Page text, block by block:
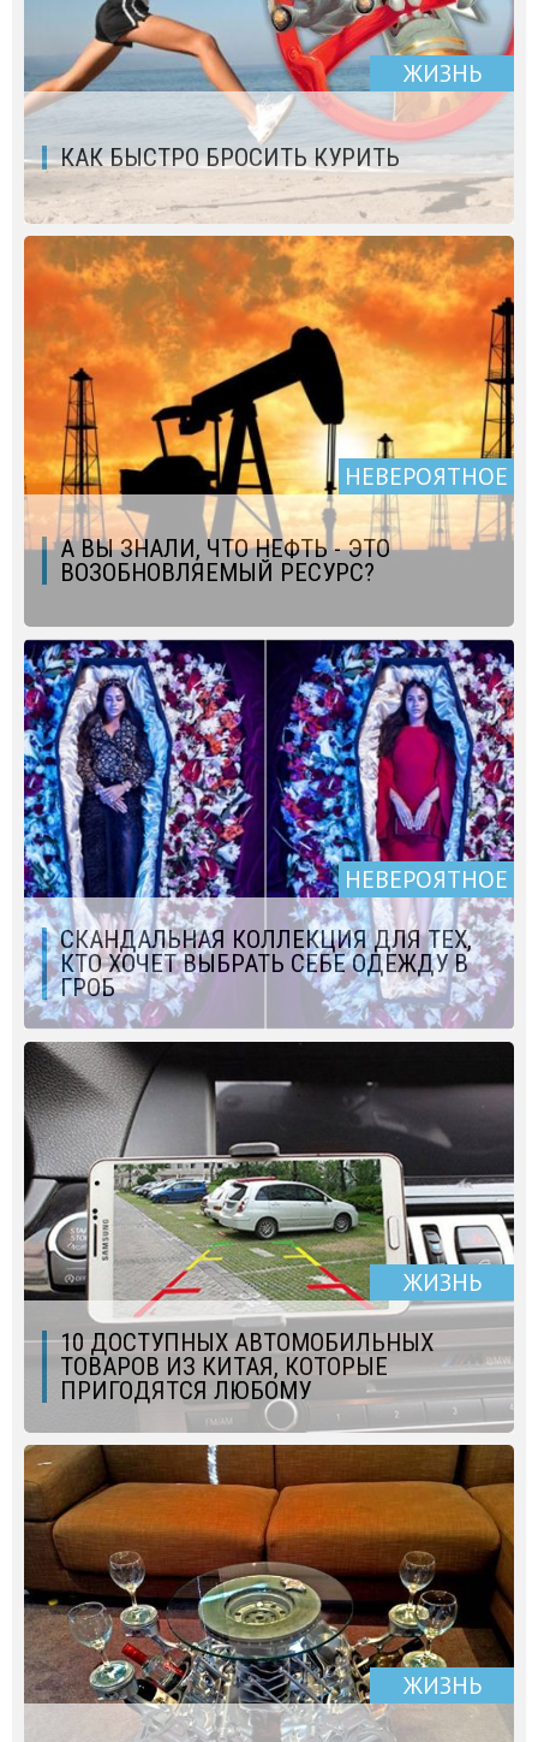
ЖИЗНЬ
КАК БЫСТРО БРОСИТЬ КУРИТЬ
НЕВЕРОЯТНОЕ
А ВЫ ЗНАЛИ, ЧТО НЕФТЬ - ЭТО
ВОЗОБНОВЛЯЕМЫЙ РЕСУРС?
НЕВЕРОЯТНОЕ
СКАНДАЛЬНАЯ КОЛЛЕКЦИЯ ДЛЯ ТЕХ,
КТО ХОЧЕТ ВЫБРАТЬ СЕБЕ ОДЕЖДУ В
ГРОБ
ЖИЗНЬ
10 ДОСТУПНЫХ АВТОМОБИЛЬНЫХ
ТОВАРОВ ИЗ КИТАЯ, КОТОРЫЕ
ПРИГОДЯТСЯ ЛЮБОМУ
ЖИЗНЬ